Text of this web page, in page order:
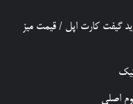
گیفت کارت اپل / قیمت میز
اصلی